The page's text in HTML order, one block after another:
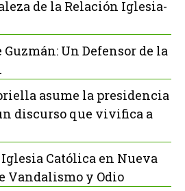
de la Relación Iglesia-
Un Defensor de la
asume la presidencia
discurso que vivifica a
Católica en Nueva
Vandalismo y Odio